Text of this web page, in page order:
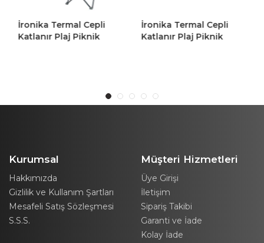
İronika Termal Cepli
Katlanır Plaj Piknik
İronika Termal Cepli
Katlanır Plaj Piknik
Kurumsal
Hakkımızda
Gizlilik ve Kullanım Şartları
Mesafeli Satış Sözleşmesi
S.S.S.
Müşteri Hizmetleri
Üye Girişi
İletişim
Sipariş Takibi
Garanti ve İade
Kolay İade